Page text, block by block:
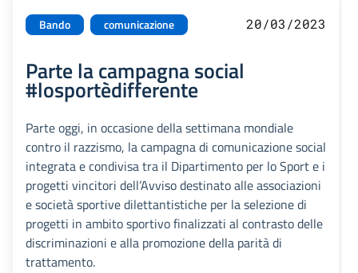
Bando comunicazione 20/03/2023
Parte la campagna social
#losportèdifferente
Parte oggi, in occasione della settimana mondiale
contro il razzismo, la campagna di comunicazione social
integrata e condivisa tra il Dipartimento per lo Sport e i
progetti vincitori dell’Avviso destinato alle associazioni
e società sportive dilettantistiche per la selezione di
progetti in ambito sportivo finalizzati al contrasto delle
discriminazioni e alla promozione della parità di
trattamento.